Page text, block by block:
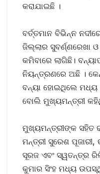
କରାଯାଇଛି ।
ବର୍ତ୍ତମାନ ବିଭିନ୍ନ
ଜିଲ୍ଲାର ସୁବର୍ଣ୍ଣରେଖା
କମିବାରେ ଲାଗିଛି।
ନିୟନ୍ତ୍ରଣରେ ଅଛି ।
ବନ୍ୟା ହୋଇଥିଲେ ମଧ୍ୟ
ବୋଲି ମୁଖ୍ୟମନ୍ତ୍ରୀ
ମୁଖ୍ୟମନ୍ତ୍ରୀଙ୍କ ସହିତ
ମନ୍ତ୍ରୀ ସୁରେଶ ପୂଜାରୀ,
ସୂରଜ ଏବଂ ସ୍ୱତନ୍ତ୍ର
କୁମାର ସିଂହ ମଧ୍ୟ